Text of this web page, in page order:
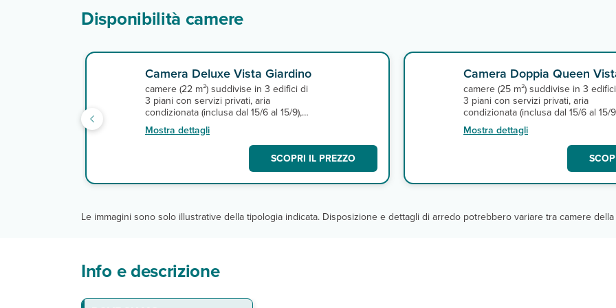
Disponibilità camere
Camera Deluxe Vista Giardino
camere (22 m²) suddivise in 3 edifici di
3 piani con servizi privati, aria
condizionata (inclusa dal 15/6 al 15/9),
asciugacapelli, minifrigo, bollitore, TV
satellitare e terrazza o balcone. A
pagamento, cassette di sicurezza in
reception. Massima occupazione 2
Mostra dettagli
SCOPRI IL PREZZO
Camera Doppia Queen
camere (25 m²) suddivise in 3
3 piani con servizi privati, aria
condizionata (inclusa dal 15/6 al 15/
asciugacapelli, minifrigo, bollitore, TV
satellitare e terrazza o balcone. A
pagamento, cassette di sicurezza in
reception. Massima occupazione 2
Mostra dettagli
Le immagini sono solo illustrative della tipologia indicata. Disposizione e dettagli di arredo potrebbero variare tra camere
Info e descrizione